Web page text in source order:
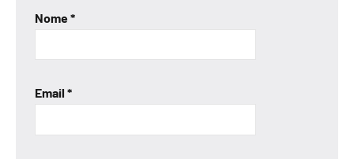
Nome*
Email *